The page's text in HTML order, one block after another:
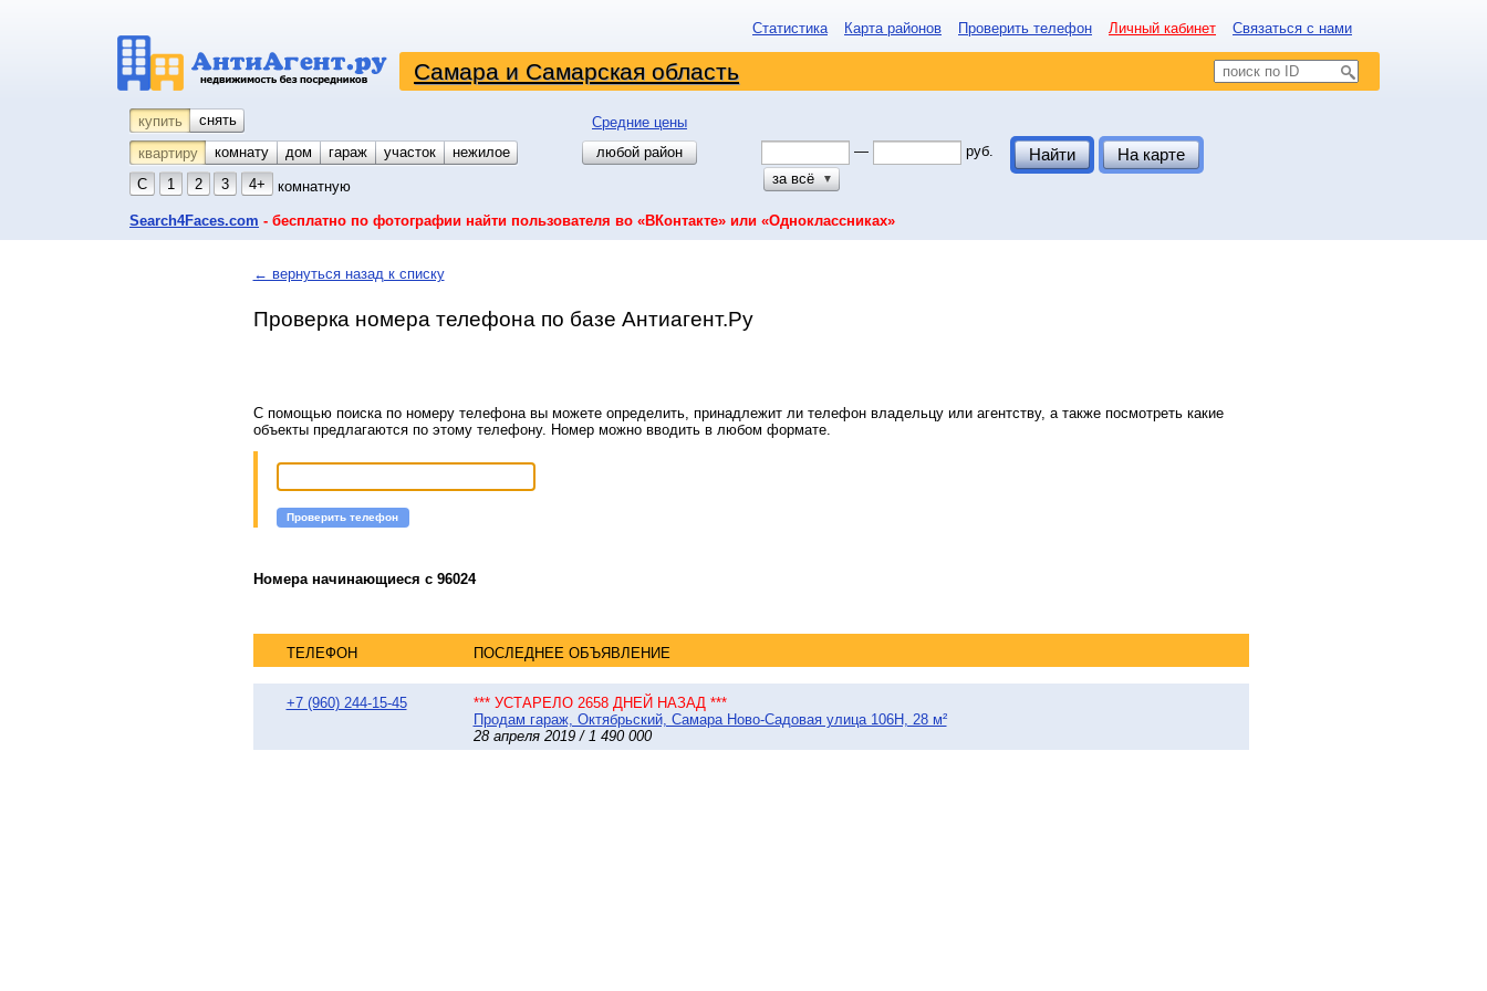
Статистика Карта районов Проверить телефон Личный кабинет Связаться с нами
Самара и Самарская область
купить снять
Средние цены
квартиру
комнату койко-место
дом гараж участок
нежилое
С
1 2 3 4+ комнатную
любой район —
руб.
за всё
▼
Найти На карте
Search4Faces.com - бесплатно по фотографии найти пользователя во «ВКонтакте» или «Одноклассниках»
← вернуться назад к списку
Проверка номера телефона по базе Антиагент.Ру
С помощью поиска по номеру телефона вы можете определить, принадлежит ли телефон владельцу или агентству, а также посмотреть какие
объекты предлагаются по этому телефону. Номер можно вводить в любом формате.
Проверить телефон
Номера начинающиеся с 96024
ТЕЛЕФОН ПОСЛЕДНЕЕ ОБЪЯВЛЕНИЕ
+7 (960) 244-15-45
*** УСТАРЕЛО 2658 ДНЕЙ НАЗАД ***
Продам гараж, Октябрьский, Самара Ново-Садовая улица 106Н, 28 м²
28 апреля 2019 / 1 490 000